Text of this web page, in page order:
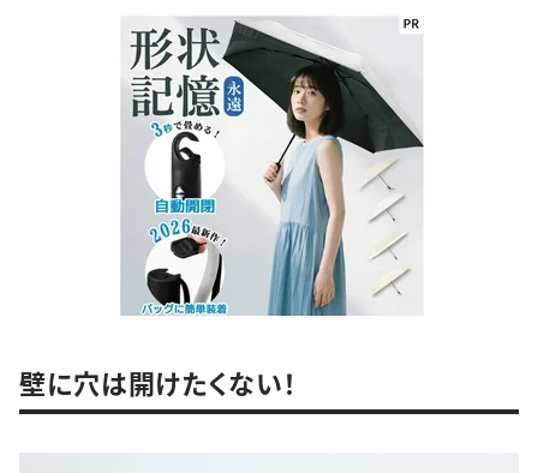
壁に穴は開けたくない！